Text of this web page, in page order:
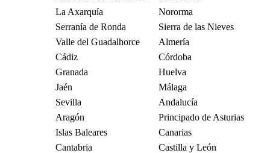
La Axarquía
Nororma
Serranía de Ronda
Sierra de las Nieves
Valle del Guadalhorce
Almería
Cádiz
Córdoba
Granada
Huelva
Jaén
Málaga
Sevilla
Andalucía
Aragón
Principado de Asturias
Islas Baleares
Canarias
Cantabria
Castilla y León